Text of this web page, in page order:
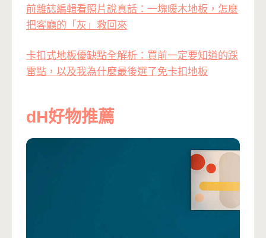
前雜誌編輯看照片說真話：一塊暖木地板，怎麼
把客廳的「灰」救回來
卡扣式地板優缺點全解析：買前一定要知道的踩
雷點，以及我為什麼最後選了免卡扣地板
dH好物推薦